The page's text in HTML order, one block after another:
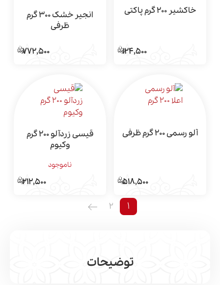
خاکشیر 200 گرم پاکتی
124,500
انجیر خشک 300 گرم
ظرفی
772,500
آلو رسمی 200 گرم ظرفی
518,500
قیسی زردآلو 200 گرم
وکیوم
ناموجود
212,500
1
2
توضیحات